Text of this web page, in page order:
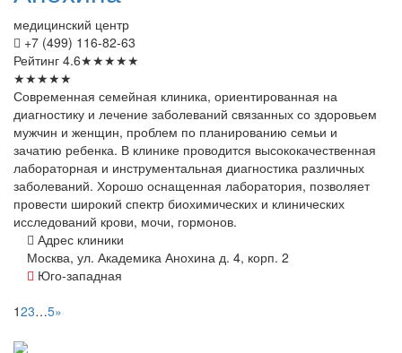
медицинский центр
+7 (499) 116-82-63
Рейтинг 4.6★★★★★
★★★★★
Современная семейная клиника, ориентированная на
диагностику и лечение заболеваний связанных со здоровьем
мужчин и женщин, проблем по планированию семьи и
зачатию ребенка. В клинике проводится высококачественная
лабораторная и инструментальная диагностика различных
заболеваний. Хорошо оснащенная лаборатория, позволяет
провести широкий спектр биохимических и клинических
исследований крови, мочи, гормонов.
Адрес клиники
Москва, ул. Академика Анохина д. 4, корп. 2
Юго-западная
123…5»